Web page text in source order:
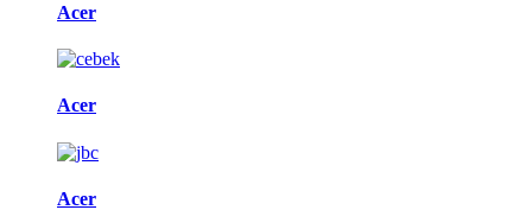
Acer
Acer
Acer